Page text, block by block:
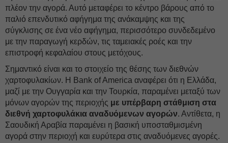
πλέον την αγορά. Αυτό μεταφέρει το κέντρο βάρους από το
παλιό επενδυτικό αφήγημα της ανάκαμψης και της
σύγκλισης σε ένα νέο αφήγημα, περισσότερο συνδεδεμένο
με την παραγωγή κερδών, τις ταμειακές ροές και την
επιστροφή κεφαλαίου στους μετόχους.
Σημαντικό είναι και το στοιχείο της θέσης των διεθνών
χαρτοφυλακίων. Η Bank of America αναφέρει ότι η Ελλάδα,
μαζί με την Ουγγαρία και την Τουρκία, παραμένει μεταξύ των
μόνων αγορών της περιοχής με υπέρβαρη στάθμιση στα
διεθνή χαρτοφυλάκια αναδυόμενων αγορών. Αντίθετα, η
Σαουδική Αραβία παραμένει η βασική υποσταθμισμένη
αγορά στην περιοχή και ευρύτερα στις αναδυόμενες αγορές.